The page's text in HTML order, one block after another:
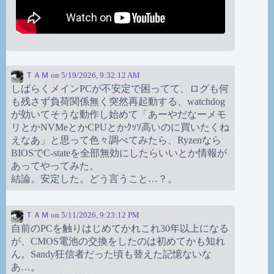
ＴＡＭ on 5/19/2026, 9:32:12 AM
しばらくメインPCが不安定で困ってて、ログも何
も残さず負荷関係無く突然再起動する、watchdog
が効いてそうな動作し始めて「あーやだなーメモ
リとかNVMeとかCPUとかｸｯｿ高いのに買いたくね
えなあ」と思って色々調べてみたら、Ryzenなら
BIOSでC-stateを全部無効にしたらいいとか情報が
あってやってみた。
結論。安定した。どう言うこと…？。
ＴＡＭ on 5/11/2026, 9:23:12 PM
自前のPCを触りはじめてかれこれ30年以上になる
が、CMOS電池の交換をしたのは初めてかも知れ
ん。Sandy狂信者だった頃も替えた記憶ないな
あ…。